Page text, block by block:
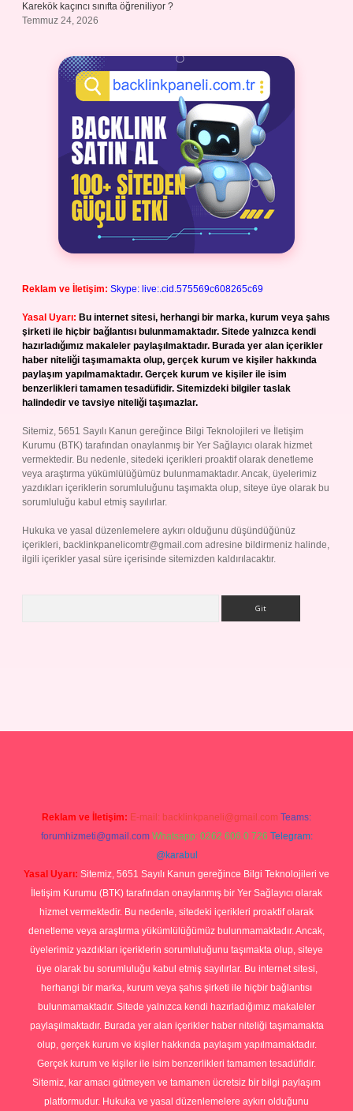
Karekök kaçıncı sınıfta öğreniliyor ?
Temmuz 24, 2026
Reklam ve İletişim: Skype: live:.cid.575569c608265c69
Yasal Uyarı: Bu internet sitesi, herhangi bir marka, kurum veya şahıs
şirketi ile hiçbir bağlantısı bulunmamaktadır. Sitede yalnızca kendi
hazırladığımız makaleler paylaşılmaktadır. Burada yer alan içerikler
haber niteliği taşımamakta olup, gerçek kurum ve kişiler hakkında
paylaşım yapılmamaktadır. Gerçek kurum ve kişiler ile isim
benzerlikleri tamamen tesadüfidir. Sitemizdeki bilgiler taslak
halindedir ve tavsiye niteliği taşımazlar.
Sitemiz, 5651 Sayılı Kanun gereğince Bilgi Teknolojileri ve İletişim
Kurumu (BTK) tarafından onaylanmış bir Yer Sağlayıcı olarak hizmet
vermektedir. Bu nedenle, sitedeki içerikleri proaktif olarak denetleme
veya araştırma yükümlülüğümüz bulunmamaktadır. Ancak, üyelerimiz
yazdıkları içeriklerin sorumluluğunu taşımakta olup, siteye üye olarak bu
sorumluluğu kabul etmiş sayılırlar.
Hukuka ve yasal düzenlemelere aykırı olduğunu düşündüğünüz
içerikleri, backlinkpanelicomtr@gmail.com adresine bildirmeniz halinde,
ilgili içerikler yasal süre içerisinde sitemizden kaldırılacaktır.
Reklam ve İletişim: E-mail: backlinkpaneli@gmail.com Teams:
forumhizmeti@gmail.com Whatsapp: 0262 606 0 726 Telegram:
@karabul
Yasal Uyarı: Sitemiz, 5651 Sayılı Kanun gereğince Bilgi Teknolojileri ve
İletişim Kurumu (BTK) tarafından onaylanmış bir Yer Sağlayıcı olarak
hizmet vermektedir. Bu nedenle, sitedeki içerikleri proaktif olarak
denetleme veya araştırma yükümlülüğümüz bulunmamaktadır. Ancak,
üyelerimiz yazdıkları içeriklerin sorumluluğunu taşımakta olup, siteye
üye olarak bu sorumluluğu kabul etmiş sayılırlar. Bu internet sitesi,
herhangi bir marka, kurum veya şahıs şirketi ile hiçbir bağlantısı
bulunmamaktadır. Sitede yalnızca kendi hazırladığımız makaleler
paylaşılmaktadır. Burada yer alan içerikler haber niteliği taşımamakta
olup, gerçek kurum ve kişiler hakkında paylaşım yapılmamaktadır.
Gerçek kurum ve kişiler ile isim benzerlikleri tamamen tesadüfidir.
Sitemiz, kar amacı gütmeyen ve tamamen ücretsiz bir bilgi paylaşım
platformudur. Hukuka ve yasal düzenlemelere aykırı olduğunu